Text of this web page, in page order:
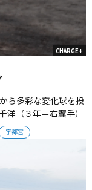
CHARGE+
宇都宮
ら多彩な変化球を投
洋（３年＝右翼手）
堅手）...